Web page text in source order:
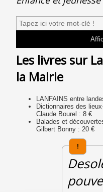
Les livres sur
la Mairie
LANFAINS entre
Dictionnaires des
Claude Bourel : 8 €
Balades et
Gilbert Bonny : 20 €
!